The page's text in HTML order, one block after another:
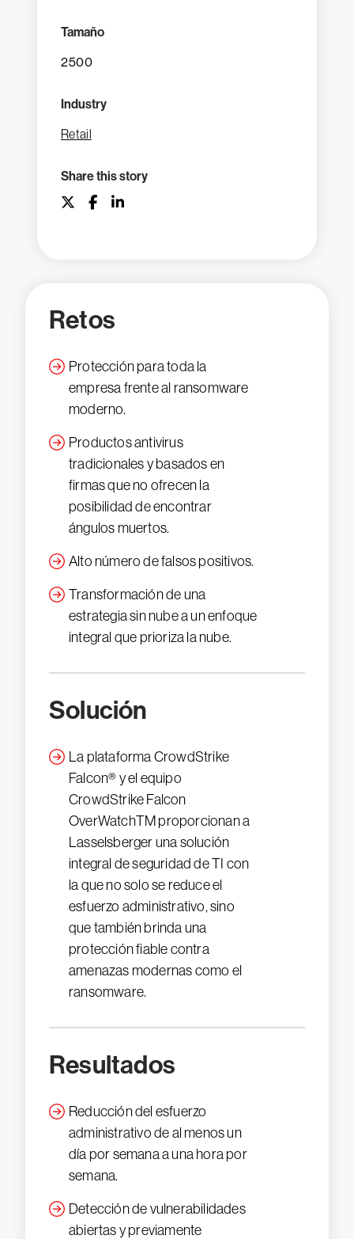
Tamaño
2500
Industry
Retail
Share this story
Retos
Protección para toda la
empresa frente al ransomware
moderno.
Productos antivirus
tradicionales y basados en
firmas que no ofrecen la
posibilidad de encontrar
ángulos muertos.
Alto número de falsos positivos.
Transformación de una
estrategia sin nube a un enfoque
integral que prioriza la nube.
Solución
La plataforma CrowdStrike
Falcon® y el equipo
CrowdStrike Falcon
OverWatchTM proporcionan a
Lasselsberger una solución
integral de seguridad de TI con
la que no solo se reduce el
esfuerzo administrativo, sino
que también brinda una
protección fiable contra
amenazas modernas como el
ransomware.
Resultados
Reducción del esfuerzo
administrativo de al menos un
día por semana a una hora por
semana.
Detección de vulnerabilidades
abiertas y previamente